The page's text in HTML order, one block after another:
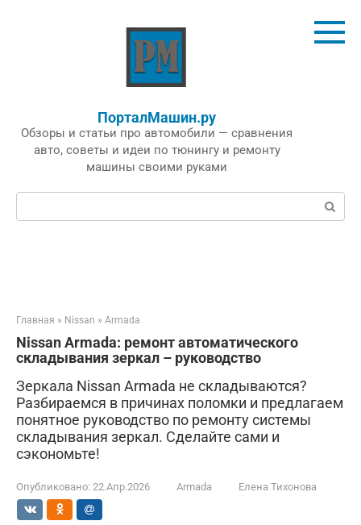
ПорталМашин.ру
Обзоры и статьи про автомобили — сравнения
авто, советы и идеи по тюнингу и ремонту
машины своими руками
Поиск:
Главная » Nissan » Armada
Nissan Armada: ремонт автоматического
складывания зеркал – руководство
Зеркала Nissan Armada не складываются?
Разбираемся в причинах поломки и предлагаем
понятное руководство по ремонту системы
складывания зеркал. Сделайте сами и
сэкономьте!
Опубликовано: 22.Апр.2026 Armada Елена Тихонова